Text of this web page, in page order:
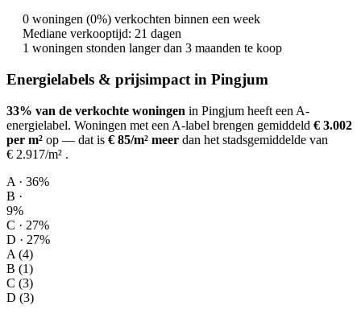
0 woningen (0%) verkochten binnen een week
Mediane verkooptijd: 21 dagen
1 woningen stonden langer dan 3 maanden te koop
Energielabels & prijsimpact in Pingjum
33% van de verkochte woningen in Pingjum heeft een A-
energielabel. Woningen met een A-label brengen gemiddeld € 3.002
per m² op — dat is € 85/m² meer dan het stadsgemiddelde van
€ 2.917/m² .
A · 36%
B ·
9%
C · 27%
D · 27%
A (4)
B (1)
C (3)
D (3)